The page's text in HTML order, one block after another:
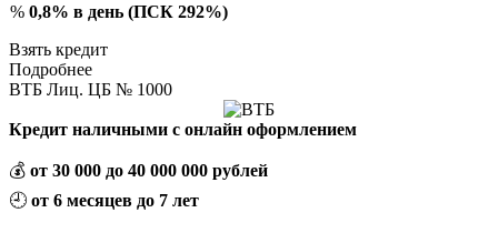
% 0,8% в день (ПСК 292%)
Взять кредит
Подробнее
ВТБ Лиц. ЦБ № 1000
Кредит наличными с онлайн оформлением
💰 от 30 000 до 40 000 000 рублей
🕘 от 6 месяцев до 7 лет